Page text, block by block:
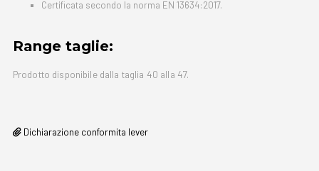
Certificata secondo la norma EN 13634:2017.
Range taglie:
Prodotto disponibile dalla taglia 40 alla 47.
Dichiarazione conformita lever